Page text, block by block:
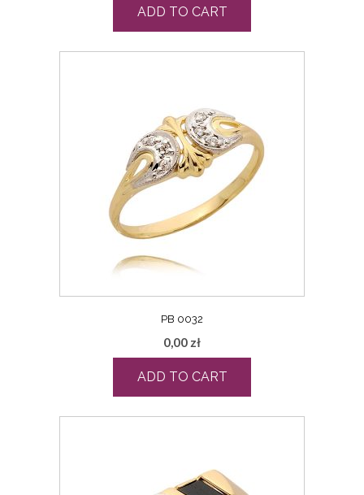
ADD TO CART
PB 0032
0,00 zł
ADD TO CART